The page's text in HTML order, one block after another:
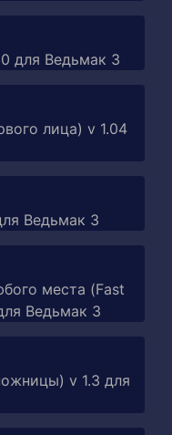
для Ведьмак 3
лица) v 1.04
Ведьмак 3
места (Fast
Ведьмак 3
v 1.3 для